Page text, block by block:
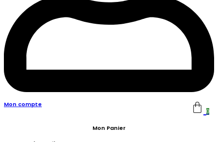
Mon compte
0
Mon Panier